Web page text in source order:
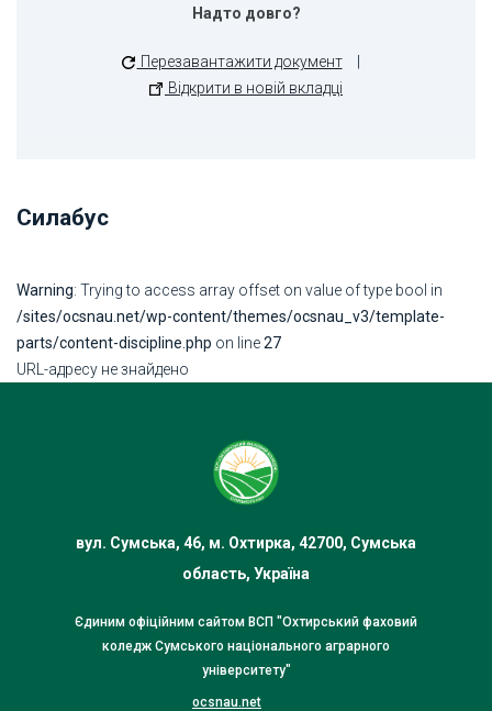
Надто довго?
Перезавантажити документ
Відкрити в новій вкладці
Силабус
Warning: Trying to access array offset on value of type bool in
/sites/ocsnau.net/wp-content/themes/ocsnau_v3/template-
parts/content-discipline.php on line27
URL-адресу не знайдено
вул. Сумська, 46, м. Охтирка, 42700, Сумська
область, Україна
Єдиним офіційним сайтом ВСП "Охтирський фаховий
коледж Сумського національного аграрного
університету"
ocsnau.net